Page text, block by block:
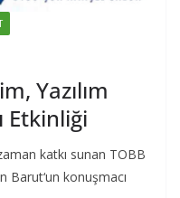
Yazılım
Etkinliği
katkı sunan TOBB
Barut‘un konuşmacı